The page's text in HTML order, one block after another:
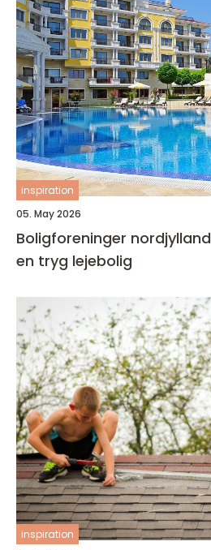
inspiration
05. May 2026
Boligforeninger nordjylland sådan finder du
en tryg lejebolig
inspiration